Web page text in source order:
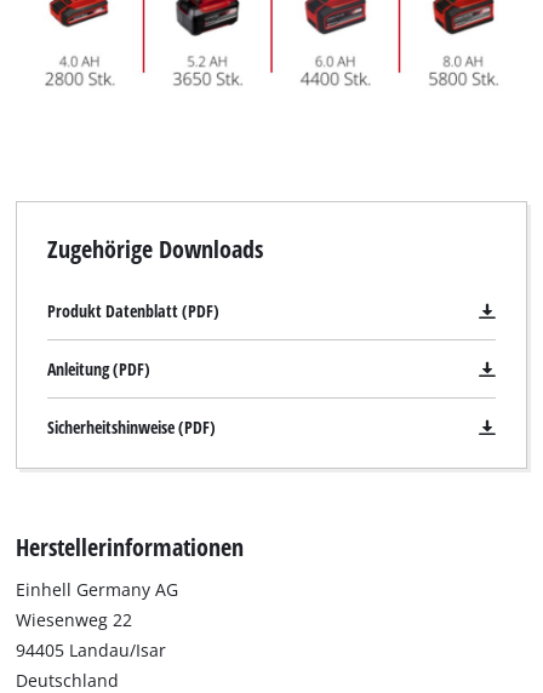
Zugehörige Downloads
Produkt Datenblatt (PDF)
Anleitung (PDF)
Sicherheitshinweise (PDF)
Herstellerinformationen
Einhell Germany AG
Wiesenweg 22
94405 Landau/Isar
Deutschland